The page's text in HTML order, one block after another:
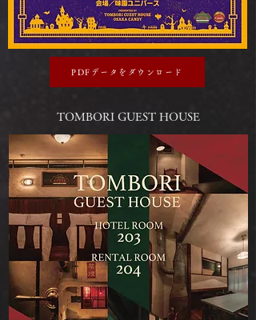
PDFデータをダウンロード
TOMBORI GUEST HOUSE